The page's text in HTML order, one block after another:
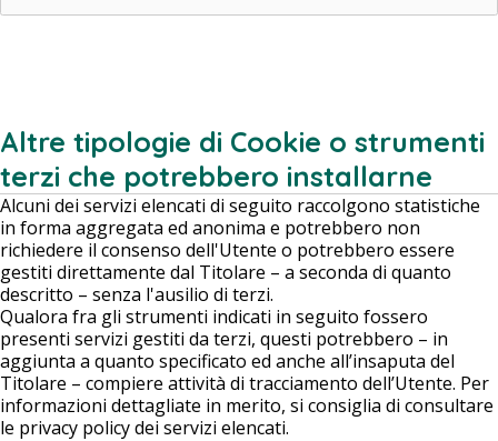
Altre tipologie di Cookie o strumenti
terzi che potrebbero installarne
Alcuni dei servizi elencati di seguito raccolgono statistiche
in forma aggregata ed anonima e potrebbero non
richiedere il consenso dell'Utente o potrebbero essere
gestiti direttamente dal Titolare – a seconda di quanto
descritto – senza l'ausilio di terzi.
Qualora fra gli strumenti indicati in seguito fossero
presenti servizi gestiti da terzi, questi potrebbero – in
aggiunta a quanto specificato ed anche all’insaputa del
Titolare – compiere attività di tracciamento dell’Utente. Per
informazioni dettagliate in merito, si consiglia di consultare
le privacy policy dei servizi elencati.